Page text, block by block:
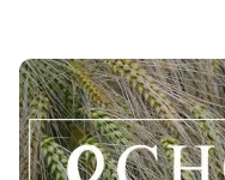
Conduite des
réussir ses
Retrouvez les